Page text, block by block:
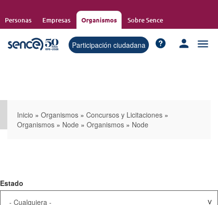
contenido
Personas Empresas Organismos Sobre Sence
Participación ciudadana
Inicio » Organismos » Concursos y Licitaciones »
Organismos » Node » Organismos » Node
Estado